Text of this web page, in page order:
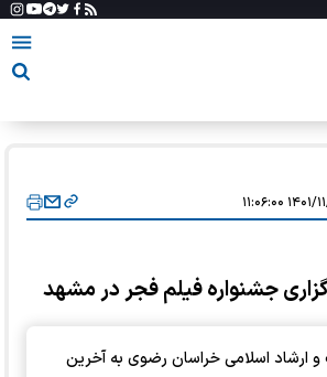
۰۹ ۱۱:۰۶:۰۰
جشنواره فیلم فجر در مشهد
ارشاد اسلامی خراسان رضوی به آخرین